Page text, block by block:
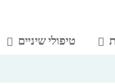
טיפולי שיניים